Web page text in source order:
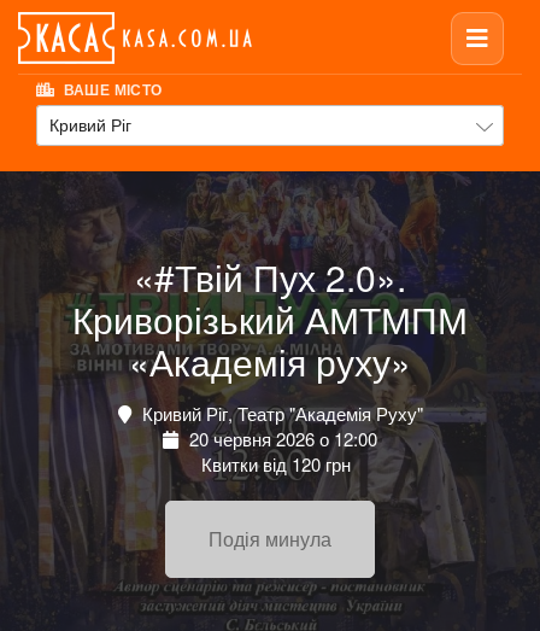
ВАШЕ МІСТО
Кривий Ріг
«#Твій Пух 2.0».
Криворізький АМТМПМ
«Академія руху»
Кривий Ріг, Театр "Академія Руху"
20 червня 2026 о 12:00
Квитки від 120 грн
Подія минула